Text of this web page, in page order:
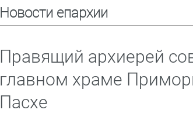
Новости епархии
Правящий архиерей
главном храме
Пасхе